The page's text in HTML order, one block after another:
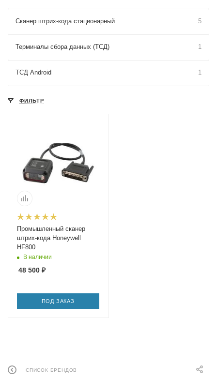
Сканер штрих-кода стационарный 5
Терминалы сбора данных (ТСД) 1
ТСД Android 1
ФИЛЬТР
Промышленный сканер
штрих-кода Honeywell
HF800
В наличии
48 500 ₽
ПОД ЗАКАЗ
СПИСОК БРЕНДОВ